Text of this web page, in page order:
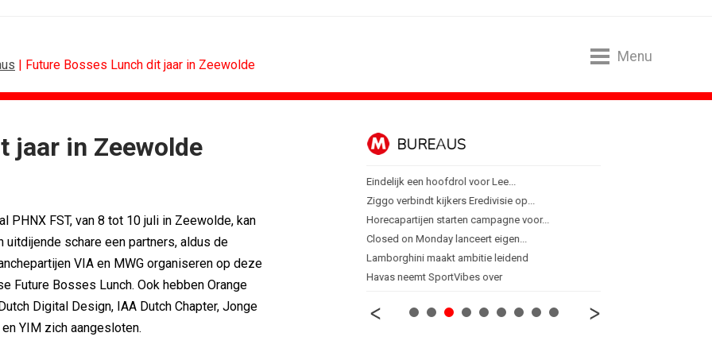
| Future Bosses Lunch dit jaar in Zeewolde
Menu
jaar in Zeewolde
PHNX FST, van 8 tot 10 juli in Zeewolde, kan
uitdijende schare een partners, aldus de
VIA en MWG organiseren op deze
Future Bosses Lunch. Ook hebben Orange
Digital Design, IAA Dutch Chapter, Jonge
en YIM zich aangesloten.
als...
maar...
bloemen bezorgen
B2B
Special Ops bouwt merk rond...
De marketingwereld optimaliseert...
De marketingkracht van De...
Marketingtransfers week 28, 2026
BUREAUS
Eindelijk een hoofdrol voor Lee...
Ziggo verbindt kijkers Eredivisie op...
Horecapartijen starten campagne voor...
Closed on Monday lanceert eigen...
Lamborghini maakt ambitie leidend
Havas neemt SportVibes over